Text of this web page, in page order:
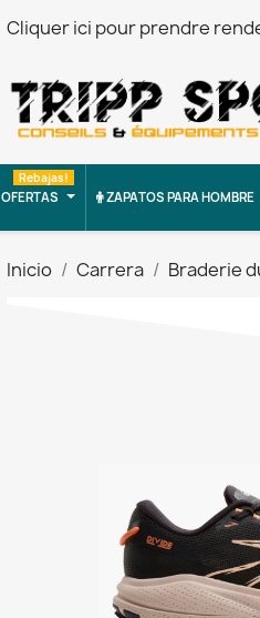
Cliquer ici pour prendre
OFERTAS
Rebajas!
ZAPATOS PARA HOMBRE
Inicio Carrera Braderie